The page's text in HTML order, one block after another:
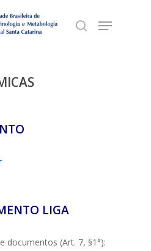
search
Menu
LIGA
documentos (Art. 7, §1°):